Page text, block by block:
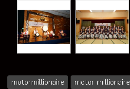
motormillionaire motor millionaire